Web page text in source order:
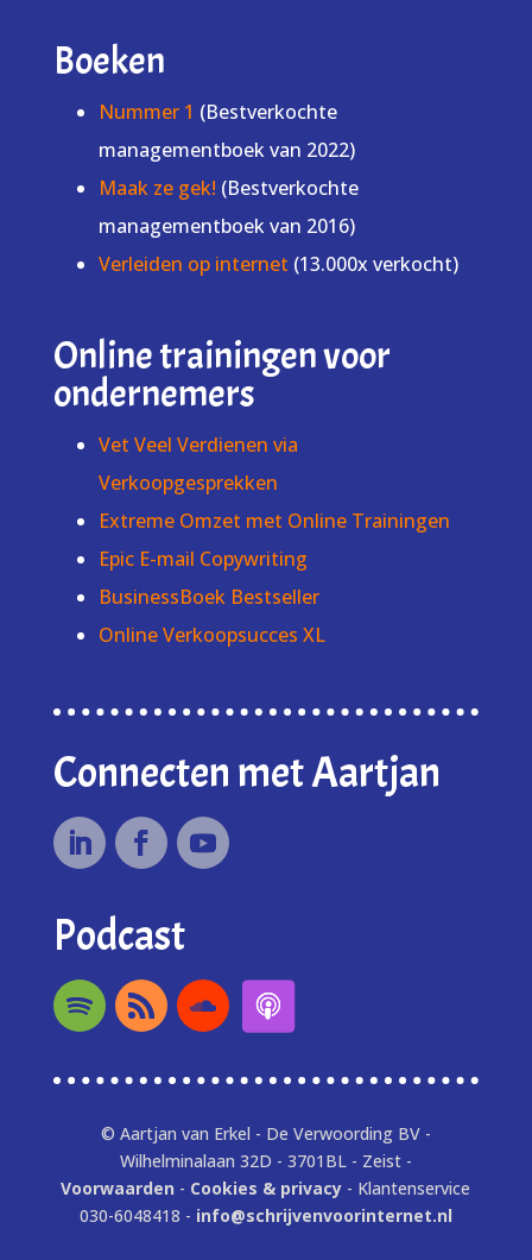
Boeken
Nummer 1 (Bestverkochte
managementboek van 2022)
Maak ze gek! (Bestverkochte
managementboek van 2016)
Verleiden op internet (13.000x verkocht)
Online trainingen voor
ondernemers
Vet Veel Verdienen via
Verkoopgesprekken
Extreme Omzet met Online Trainingen
Epic E-mail Copywriting
BusinessBoek Bestseller
Online Verkoopsucces XL
Connecten met Aartjan
Podcast
© Aartjan van Erkel - De Verwoording BV -
Wilhelminalaan 32D - 3701BL - Zeist -
Voorwaarden - Cookies & privacy - Klantenservice
030-6048418 - info@schrijvenvoorinternet.nl